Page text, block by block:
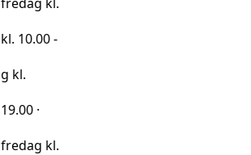
-